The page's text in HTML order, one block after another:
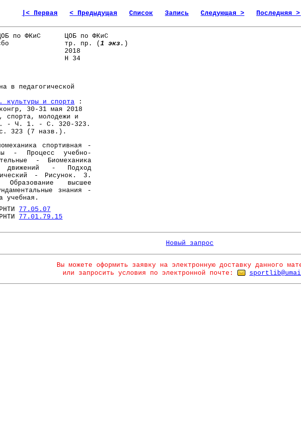
|< Первая < Предыдущая Список Запись Следующая > Последняя >|
по ФКиС
ЦОБ по ФКиС
тр. пр. ( 1 экз. )
2018
Н 34
в педагогической
и спорта :
30-31 мая 2018
молодежи и
- Ч. 1. - C. 320-323.
323 (7 назв.).
спортивная -
- Процесс учебно-
- Биомеханика
движений - Подход
- Рисунок. 3.
высшее
знания -
учебная.
77.05.07
77.01.79.15
Новый запрос
Вы можете оформить заявку на электронную доставку данного
или запросить условия по электронной почте: